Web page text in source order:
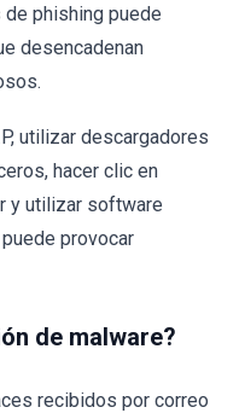
phishing puede
desencadenan
utilizar descargadores
hacer clic en
y utilizar software
provocar
de malware?
recibidos por correo